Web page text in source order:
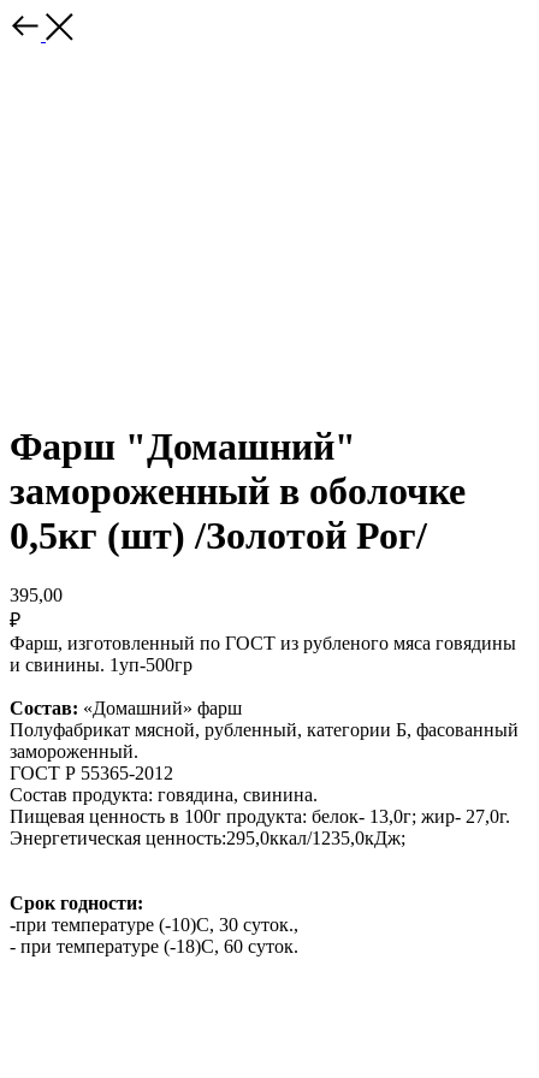
Фарш "Домашний"
замороженный в оболочке
0,5кг (шт) /Золотой Рог/
395,00
₽
Фарш, изготовленный по ГОСТ из рубленого мяса говядины
и свинины. 1уп-500гр
Состав: «Домашний» фарш
Полуфабрикат мясной, рубленный, категории Б, фасованный
замороженный.
ГОСТ Р 55365-2012
Состав продукта: говядина, свинина.
Пищевая ценность в 100г продукта: белок- 13,0г; жир- 27,0г.
Энергетическая ценность:295,0ккал/1235,0кДж;
Срок годности:
-при температуре (-10)С, 30 суток.,
- при температуре (-18)С, 60 суток.